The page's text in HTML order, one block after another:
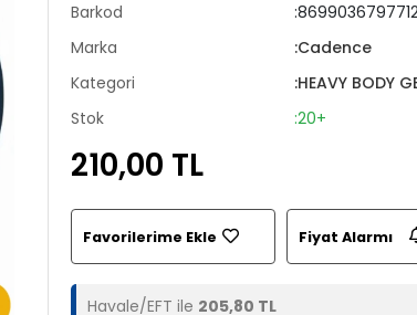
Barkod
Marka
:Cadence
Kategori
:HEAVY BODY
Stok
:20+
210,00 TL
Favorilerime Ekle Fiyat Alarmı
Havale/EFT ile 205,80 TL